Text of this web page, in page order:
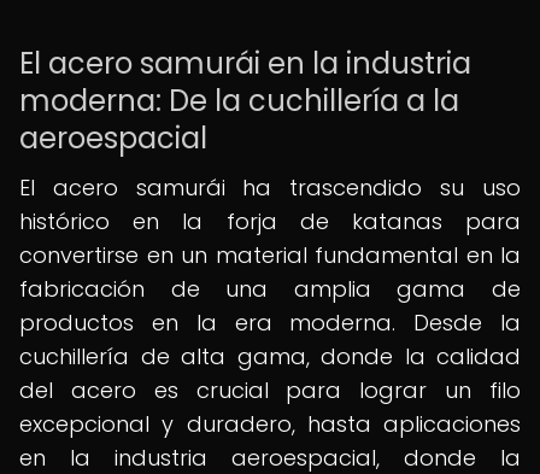
El acero samurái en la industria
moderna: De la cuchillería a la
aeroespacial
El acero samurái ha trascendido su uso
histórico en la forja de katanas para
convertirse en un material fundamental en la
fabricación de una amplia gama de
productos en la era moderna. Desde la
cuchillería de alta gama, donde la calidad
del acero es crucial para lograr un filo
excepcional y duradero, hasta aplicaciones
en la industria aeroespacial, donde la